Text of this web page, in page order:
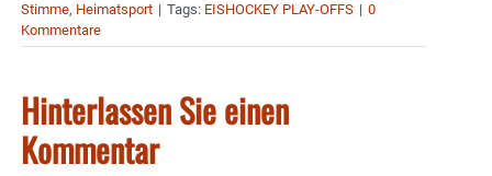
Stimme, Heimatsport | Tags: EISHOCKEY PLAY-OFFS | 0
Kommentare
Hinterlassen Sie einen
Kommentar